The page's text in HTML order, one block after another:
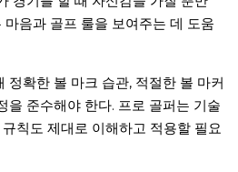
음과 골프 룰을 보여주는 데 도움
정확한 볼 마크 습관, 적절한 볼 마커
을 준수해야 한다. 프로 골퍼는 기술
칙도 제대로 이해하고 적용할 필요